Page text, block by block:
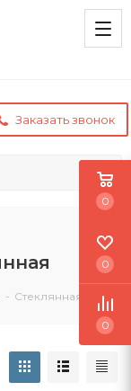
Заказать звонок
- Стеклянная
0
0
0